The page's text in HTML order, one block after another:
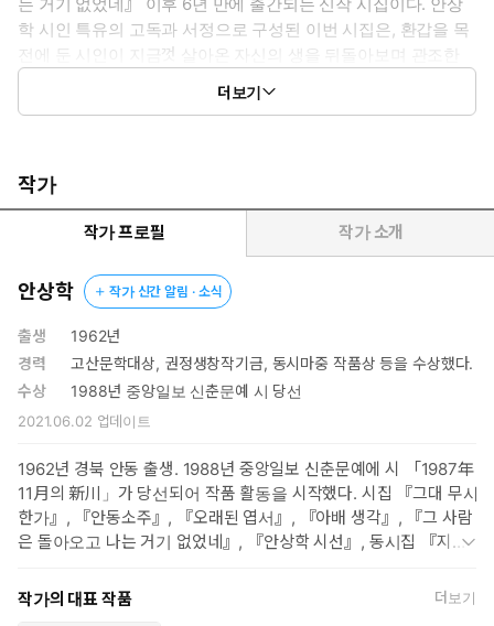
학 시인 특유의 고독과 서정으로 구성된 이번 시집은, 환갑을 목
전에 둔 시인이 지금껏 살아온 자신의 생을 뒤돌아보며 관조한
작위가 틈입하지 않은 시란 시인의 내밀함으로 쓰인 시라는 말과
같다. “지나온 길은 내가 너무도 잘 아는 길/오늘은 더듬더듬 그 길
을 되돌아가 본다”고 말하며 이순의 언저리에서 생을 관망한 「생
명선에 서서」, “갈 수만 있다면 단 몇 시간만이라도/그동안 써 왔
던 시들을 하나하나 지워 가며/내 삶의 가장 먼 그 북녘 거처로 돌
아가고 싶습니다만”이라 말하며 다시 돌아가고 싶은 과거의 어느
순간을 그리워하는 「북녘 거처」가 특히 그렇다. 표제작인 「고
비의 시간」에서는 “지나온 날들을 모두 어제라 부르는 곳”에서
“모든 지나간 날들과 아직 오지 않은 나날들을 어제와 내일로 셈
하며” 내밀한 과거에 대해 사유한다.
스스로에 대한 성찰은 곧 타인과 사회에 대한 시선으로 이어진다. 전
우익 선생과의 일화를 유머러스하게 풀어내는 「간고등어」, “가장
낮은 언덕이 그에게는 하늘이었다”고 말하는 「빌뱅이 언덕 권정
생」, “뇌출혈로 오른쪽을 잃은 친구라고 쓰고 왼쪽을 얻은 친구라고
변인에 대한 애정 어린 시선이 담겨 있다. 「화산도-4·3, 일흔 번
째 봄날」, 「4월 16일」 같은 시편에서는 “세상 모든 슬픔의 출처
더보기
작가
작가 프로필 작가 소개
안상학 작가 신간 알림 · 소식
출생
1962년
경력
고산문학대상, 권정생창작기금, 동시마중 작품상 등을 수상했다.
수상
1988년 중앙일보 신춘문예 시 당선
2021.06.02 업데이트
1962년 경북 안동 출생. 1988년 중앙일보 신춘문예에 시 「1987年
11月의 新川」가 당선되어 작품 활동을 시작했다. 시집 『그대 무사
한가』, 『안동소주』, 『오래된 엽서』, 『아배 생각』, 『그 사람
은 돌아오고 나는 거기 없었네』, 『안상학 시선』, 동시집 『지구
004), 시화집(詩話集) 『시의 꽃말을 읽다』(2015)를 냈다. 고산문
학대상, 권정생창작기금, 동시마중 작품상 등을 수상했다.
작가의 대표 작품 더보기